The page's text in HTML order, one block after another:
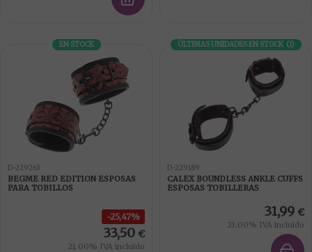
EN STOCK
D-229263
BEGME RED EDITION ESPOSAS
PARA TOBILLOS
25,47%
33,50 €
21.00% IVA incluido
ÚLTIMAS UNIDADES EN STOCK (1)
D-229189
CALEX BOUNDLESS ANKLE CUFFS
ESPOSAS TOBILLERAS
31,99 €
21.00% IVA incluido